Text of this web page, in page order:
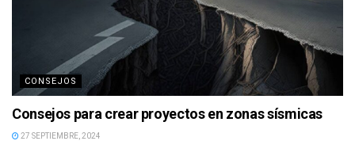
CONSEJOS
Consejos para crear proyectos en zonas sísmicas
27 SEPTIEMBRE, 2024